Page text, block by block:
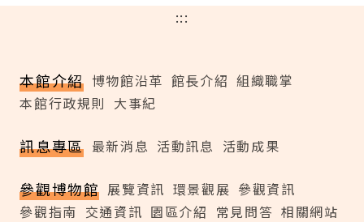
:::
本館介紹 博物館沿革 館長介紹 組織職掌
本館行政規則 大事紀
訊息專區 最新消息 活動訊息 活動成果
參觀博物館 展覽資訊 環景觀展 參觀資訊
參觀指南 交通資訊 園區介紹 常見問答 相關網站